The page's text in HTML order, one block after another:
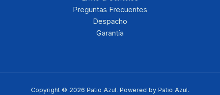
Preguntas Frecuentes
Despacho
Garantía
Copyright © 2026 Patio Azul. Powered by Patio Azul.